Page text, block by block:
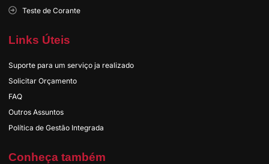
Teste de Corante
Links Úteis
Suporte para um serviço ja realizado
Solicitar Orçamento
FAQ
Outros Assuntos
Política de Gestão Integrada
Conheça também